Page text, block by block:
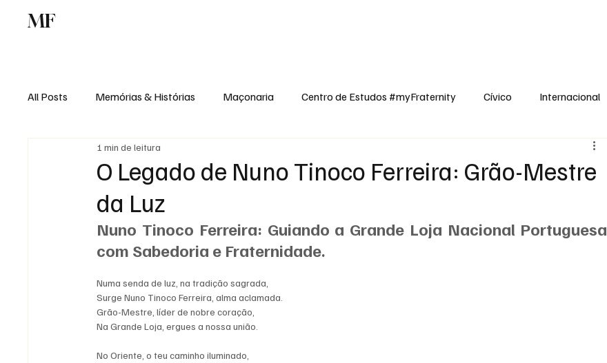
MF
All Posts Memórias & Histórias Maçonaria Centro de Estudos #myFraternity Cívico Internacional
Rádio Digital
O Legado de Nuno Tinoco Ferreira: Grão-Mestre
da Luz
1 min de leitura
Nuno Tinoco Ferreira: Guiando a Grande Loja Nacional Portuguesa
com Sabedoria e Fraternidade.
Numa senda de luz, na tradição sagrada,
Surge Nuno Tinoco Ferreira, alma aclamada.
Grão-Mestre, líder de nobre coração,
Na Grande Loja, ergues a nossa união.
No Oriente, o teu caminho iluminado,